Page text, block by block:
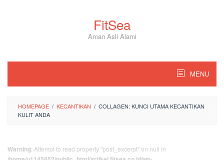
FitSea
Aman Asli Alami
MENU
HOMEPAGE / KECANTIKAN / COLLAGEN: KUNCI UTAMA KECANTIKAN
KULIT ANDA
Warning: Attempt to read property "post_excerpt" on null in